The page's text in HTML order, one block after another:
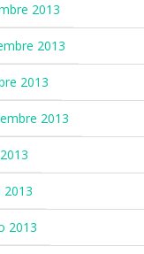
2013
2013
2013
2013
2013
2013